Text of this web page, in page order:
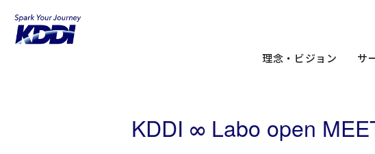
理念・ビジョン サ
KDDI ∞ Labo open